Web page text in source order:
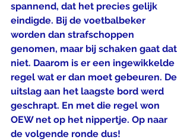
spannend, dat het precies gelijk
eindigde. Bij de voetbalbeker
worden dan strafschoppen
genomen, maar bij schaken gaat dat
niet. Daarom is er een ingewikkelde
regel wat er dan moet gebeuren. De
uitslag aan het laagste bord werd
geschrapt. En met die regel won
OEW net op het nippertje. Op naar
de volgende ronde dus!